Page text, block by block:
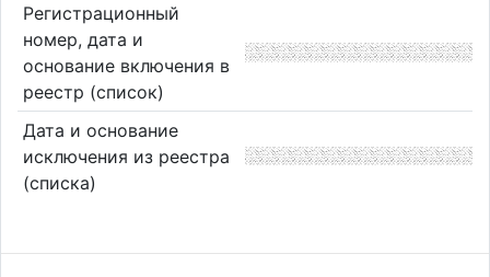
Регистрационный
номер, дата и
основание включения в
реестр (список)
Дата и основание
исключения из реестра
(списка)